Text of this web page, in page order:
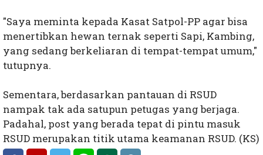
"Saya meminta kepada Kasat Satpol-PP agar bisa
menertibkan hewan ternak seperti Sapi, Kambing,
yang sedang berkeliaran di tempat-tempat umum,"
tutupnya.
Sementara, berdasarkan pantauan di RSUD
nampak tak ada satupun petugas yang berjaga.
Padahal, post yang berada tepat di pintu masuk
RSUD merupakan titik utama keamanan RSUD. (KS)